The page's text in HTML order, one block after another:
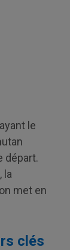
le
départ.
la
met en
clés